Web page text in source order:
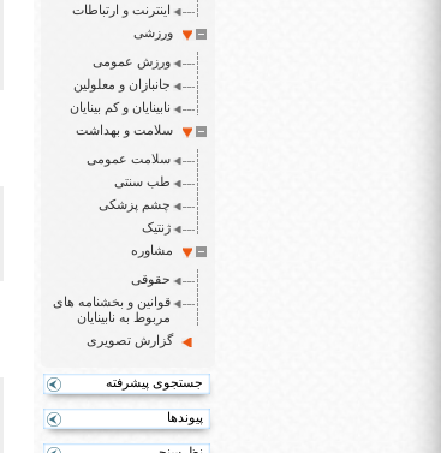
اینترنت و ارتباطات
ورزشی
ورزش عمومی
جانبازان و معلولین
نابینایان و کم بینایان
سلامت و بهداشت
سلامت عمومی
طب سنتی
چشم پزشکی
ژنتیک
مشاوره
حقوقی
قوانین و بخشنامه های
مربوط به نابینایان
گزارش تصویری
جستجوی پیشرفته
پیوندها